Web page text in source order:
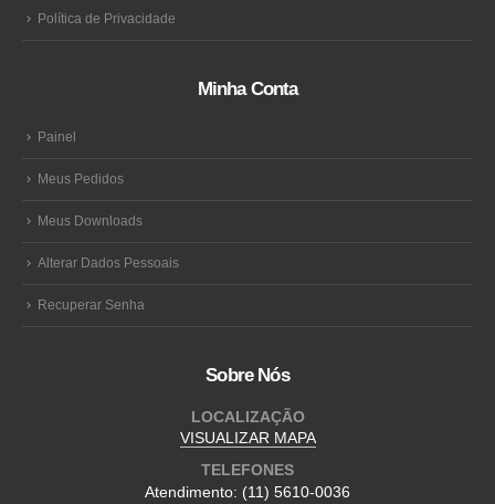
Política de Privacidade
Minha Conta
Painel
Meus Pedidos
Meus Downloads
Alterar Dados Pessoais
Recuperar Senha
Sobre Nós
LOCALIZAÇÃO
VISUALIZAR MAPA
TELEFONES
Atendimento: (11) 5610-0036